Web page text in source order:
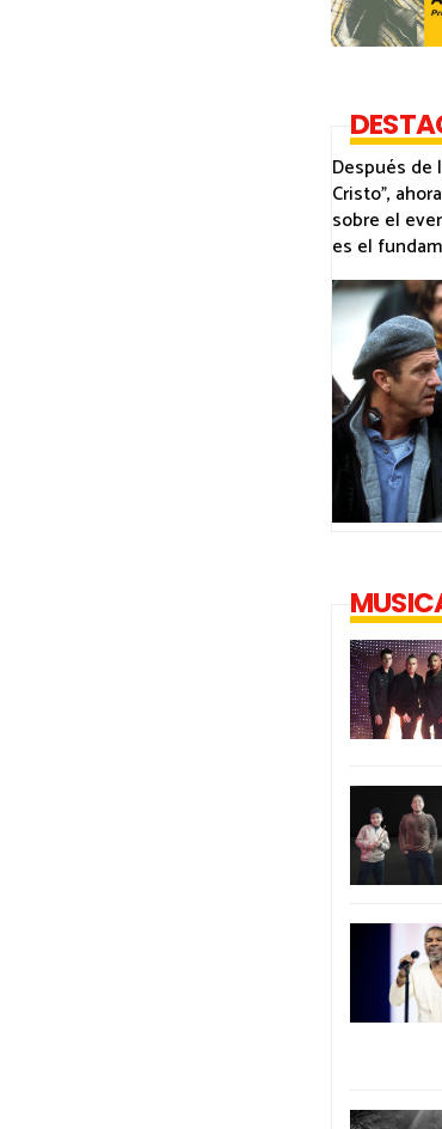
Después de
Cristo”,
sobre el
es el